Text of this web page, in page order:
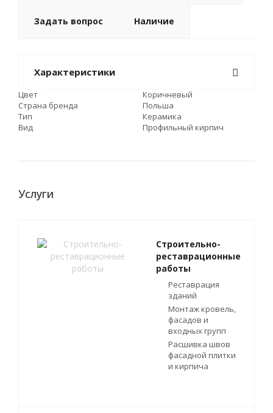
Задать вопрос Наличие
Характеристики
Цвет
Коричневый
Страна бренда
Польша
Тип
Керамика
Вид
Профильный кирпич
Услуги
Строительно-
реставрационные
работы
Реставрация
зданий
Монтаж кровель,
фасадов и
входных групп
Расшивка швов
фасадной плитки
и кирпича